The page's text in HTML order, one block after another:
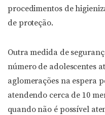
procedimentos de
de proteção.
Outra medida de
número de adolescentes
aglomerações na espera
atendendo cerca de 10
quando não é possível